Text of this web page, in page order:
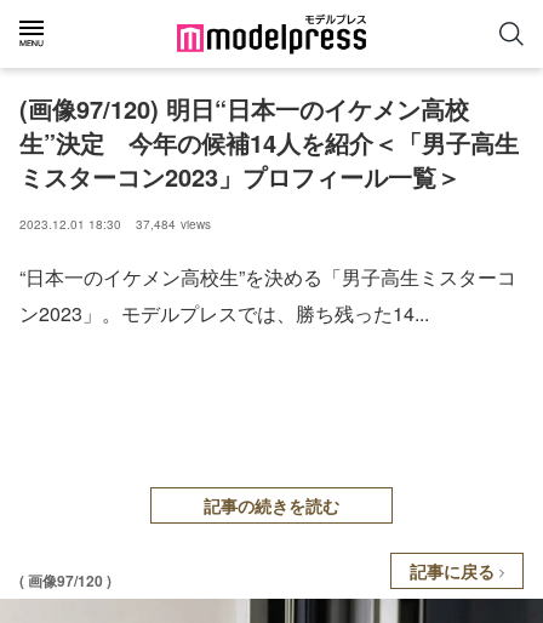
(画像97/120) 明日“日本一のイケメン高校
生”決定 今年の候補14人を紹介＜「男子高生
ミスターコン2023」プロフィール一覧＞
2023.12.01 18:30 37,484 views
“日本一のイケメン高校生”を決める「男子高生ミスターコ
ン2023」。モデルプレスでは、勝ち残った14...
記事の続きを読む
( 画像97/120 ) 記事に戻る